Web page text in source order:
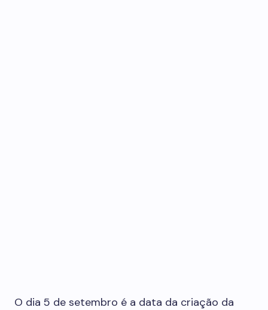
O dia 5 de setembro é a data da criação da